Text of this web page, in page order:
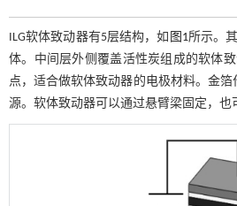
ILG软体致动器有5层结构，如 图1所示。
体。中间层外侧覆盖活性炭组成的软体
点，适合做软体致动器的电极材料。金
源。软体致动器可以通过悬臂梁固定，也